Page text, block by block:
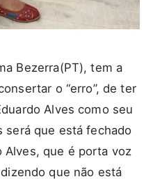
Bezerra(PT), tem a
o “erro”, de ter
Alves como seu
será que está fechado
Alves, que é porta voz
que não está